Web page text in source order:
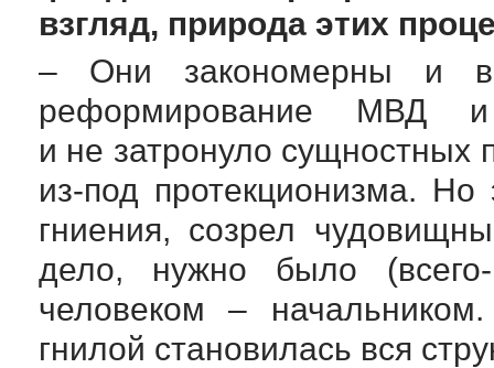
взгляд, природа этих
– Они закономерны и
реформирование МВД
и не затронуло
из-под протекционизма.
гниения, созрел
дело, нужно было (
человеком –
гнилой становилась вся